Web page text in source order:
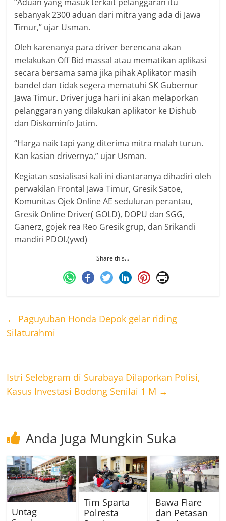
sebanyak 2300 aduan dari mitra yang ada di Jawa
Timur,” ujar Usman.
Oleh karenanya para driver berencana akan
melakukan Off Bid massal atau mematikan aplikasi
secara bersama sama jika pihak Aplikator masih
bandel dan tidak segera mematuhi SK Gubernur
Jawa Timur. Driver juga hari ini akan melaporkan
pelanggaran yang dilakukan aplikator ke Dishub
dan Diskominfo Jatim.
“Harga naik tapi yang diterima mitra malah turun.
Kan kasian drivernya,” ujar Usman.
Kegiatan sosialisasi kali ini diantaranya dihadiri oleh
perwakilan Frontal Jawa Timur, Gresik Satoe,
Komunitas Ojek Online AE seduluran perantau,
Gresik Online Driver( GOLD), DOPU dan SGG,
Ganerz, gojek rea Reo Gresik grup, dan Srikandi
mandiri PDOI.(ywd)
Share this…
← Paguyuban Honda Depok gelar riding
Silaturahmi
Istri Selebgram di Surabaya Dilaporkan Polisi,
Kasus Investasi Bodong Senilai 1 M →
Anda Juga Mungkin Suka
Untag
Tim Sparta
Polresta
Bawa Flare
dan Petasan